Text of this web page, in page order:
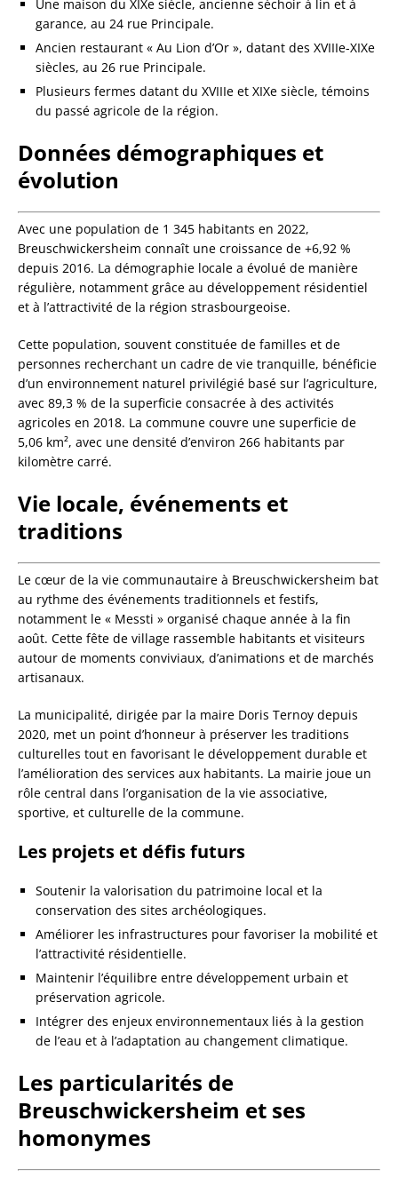
Une maison du XIXe siècle, ancienne séchoir à lin et à
garance, au 24 rue Principale.
Ancien restaurant « Au Lion d’Or », datant des XVIIIe-XIXe
siècles, au 26 rue Principale.
Plusieurs fermes datant du XVIIIe et XIXe siècle, témoins
du passé agricole de la région.
Données démographiques et
évolution
Avec une population de 1 345 habitants en 2022,
Breuschwickersheim connaît une croissance de +6,92 %
depuis 2016. La démographie locale a évolué de manière
régulière, notamment grâce au développement résidentiel
et à l’attractivité de la région strasbourgeoise.
Cette population, souvent constituée de familles et de
personnes recherchant un cadre de vie tranquille, bénéficie
d’un environnement naturel privilégié basé sur l’agriculture,
avec 89,3 % de la superficie consacrée à des activités
agricoles en 2018. La commune couvre une superficie de
5,06 km², avec une densité d’environ 266 habitants par
kilomètre carré.
Vie locale, événements et
traditions
Le cœur de la vie communautaire à Breuschwickersheim bat
au rythme des événements traditionnels et festifs,
notamment le « Messti » organisé chaque année à la fin
août. Cette fête de village rassemble habitants et visiteurs
autour de moments conviviaux, d’animations et de marchés
artisanaux.
La municipalité, dirigée par la maire Doris Ternoy depuis
2020, met un point d’honneur à préserver les traditions
culturelles tout en favorisant le développement durable et
l’amélioration des services aux habitants. La mairie joue un
rôle central dans l’organisation de la vie associative,
sportive, et culturelle de la commune.
Les projets et défis futurs
Soutenir la valorisation du patrimoine local et la
conservation des sites archéologiques.
Améliorer les infrastructures pour favoriser la mobilité et
l’attractivité résidentielle.
Maintenir l’équilibre entre développement urbain et
préservation agricole.
Intégrer des enjeux environnementaux liés à la gestion
de l’eau et à l’adaptation au changement climatique.
Les particularités de
Breuschwickersheim et ses
homonymes